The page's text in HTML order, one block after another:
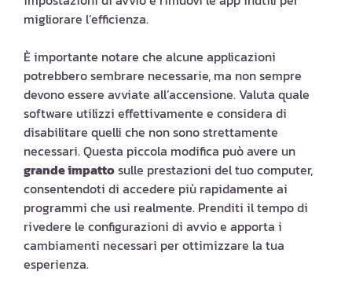
migliorare l’efficienza.
È importante notare che alcune applicazioni
potrebbero sembrare necessarie, ma non sempre
devono essere avviate all’accensione. Valuta quale
software utilizzi effettivamente e considera di
disabilitare quelli che non sono strettamente
necessari. Questa piccola modifica può avere un
grande impattosulle prestazioni del tuo computer,
consentendoti di accedere più rapidamente ai
programmi che usi realmente. Prenditi il tempo di
rivedere le configurazioni di avvio e apporta i
cambiamenti necessari per ottimizzare la tua
esperienza.